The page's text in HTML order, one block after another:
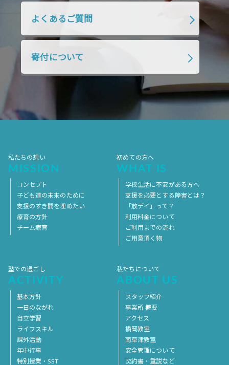
2018年7月 2018年6月
2018年4月 2018年3月 2018年2月
2018年1月 2017年12月
2017年10月 2017年9月 2017年8月
2017年5月
2017年4月
よくあるご質問
寄付について
私たちの想い
MISSION
コンセプト
子ども達の未来のために
支援のすき間を埋めたい
療育の方針
チーム療育
初めての方へ
WHAT IS
学校生活に不安がある方へ
支援を必要とする障害とは？
「放デイ」って？
利用料金について
ご利用までの流れ
ご用意頂く物
塾での過ごし
ACTIVITY
基本方針
一日のながれ
自立学習
ライフスキル
課外活動
年中行事
特別授業・SST
私たちについて
ABOUT US
スタッフ紹介
事業所 概要
アクセス
橋岡教室
南草津教室
安全管理について
契約書・重説など